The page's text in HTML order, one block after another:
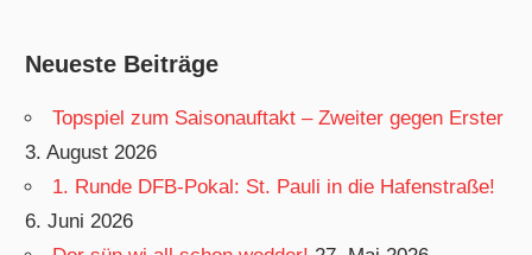
Neueste Beiträge
Topspiel zum Saisonauftakt – Zweiter gegen Erster
3. August 2026
1. Runde DFB-Pokal: St. Pauli in die Hafenstraße!
6. Juni 2026